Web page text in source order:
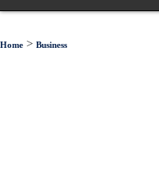
Home > Business